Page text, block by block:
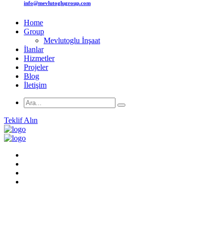
info@mevlutoglugroup.com
Home
Group
Mevlutoglu İnşaat
İlanlar
Hizmetler
Projeler
Blog
İletişim
Teklif Alın